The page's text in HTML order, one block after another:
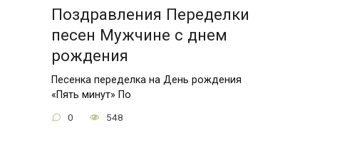
Поздравления Переделки
песен Мужчине с днем
рождения
Песенка переделка на День рождения
«Пять минут» По
0 548